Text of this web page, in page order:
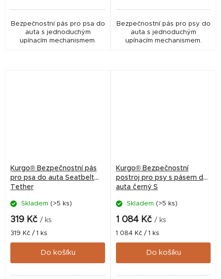
Bezpečnostní pás pro psa do
auta s jednoduchým
upínacím mechanismem.
Bezpečnostní pás pro psy do
auta s jednoduchým
upínacím mechanismem.
Kurgo® Bezpečnostní pás
pro psa do auta Seatbelt
Tether
Skladem (>5 ks)
319 Kč / ks
Měrná
cena:
319 Kč / 1 ks
Do košíku
Kurgo® Bezpečnostní
postroj pro psy s pásem do
auta černý S
Skladem (>5 ks)
1 084 Kč / ks
Měrná
cena:
1 084 Kč / 1 ks
Do košíku